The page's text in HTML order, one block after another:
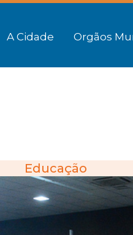
A Cidade Orgãos
Educação